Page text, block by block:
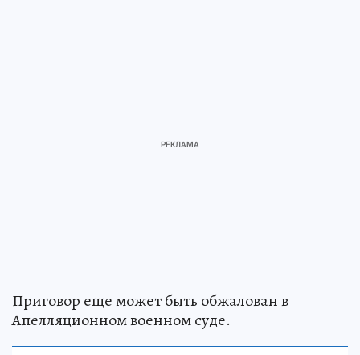
Приговор еще может быть обжалован в
Апелляционном военном суде.